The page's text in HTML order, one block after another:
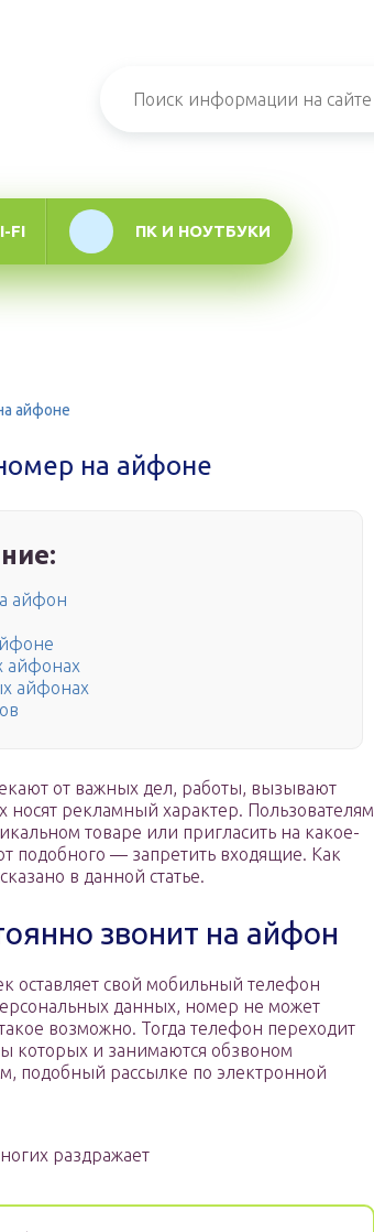
FI ПК И НОУТБУКИ
айфоне
на айфоне
айфон
айфонах
айфонах
от важных дел, работы, вызывают
носят рекламный характер. Пользователям
товаре или пригласить на какое-
подобного — запретить входящие. Как
в данной статье.
звонит на айфон
оставляет свой мобильный телефон
данных, номер не может
возможно. Тогда телефон переходит
которых и занимаются обзвоном
подобный рассылке по электронной
раздражает